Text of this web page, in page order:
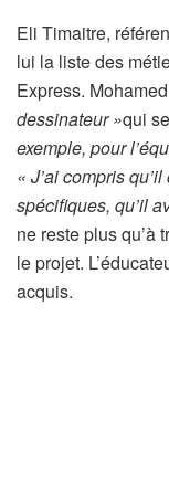
r
v
é
à
n
o
s
a
b
Eli Timaitre,
lui la liste des
Express.
dessinateur »qui
exemple, pour
« J’ai compris
spécifiques, qu’il
ne reste plus qu’à
le projet.
acquis.